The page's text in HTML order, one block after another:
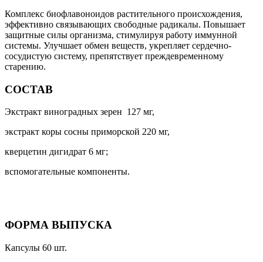
Комплекс биофлавоноидов растительного происхождения,
эффективно связывающих свободные радикалы. Повышает
защитные силы организма, стимулируя работу иммунной
системы. Улучшает обмен веществ, укрепляет сердечно-
сосудистую систему, препятствует преждевременному
старению.
СОСТАВ
Экстракт виноградных зерен 127 мг,
экстракт коры сосны приморской 220 мг,
кверцетин дигидрат 6 мг;
вспомогательные компоненты.
ФОРМА ВЫПУСКА
Капсулы 60 шт.